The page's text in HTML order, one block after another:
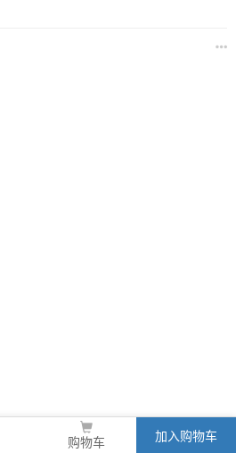
购物车 加入购物车